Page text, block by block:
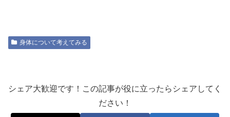
身体について考えてみる
シェア大歓迎です！この記事が役に立ったらシェアしてく
ださい！